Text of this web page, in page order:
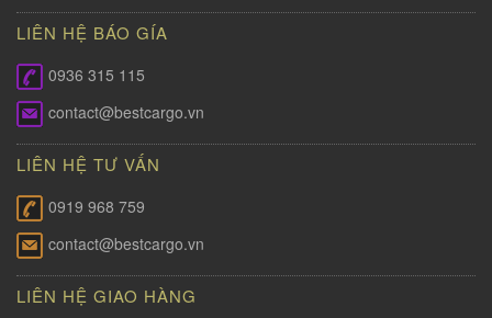
LIÊN HỆ BÁO GÍA
0936 315 115
contact@bestcargo.vn
LIÊN HỆ TƯ VẤN
0919 968 759
contact@bestcargo.vn
LIÊN HỆ GIAO HÀNG